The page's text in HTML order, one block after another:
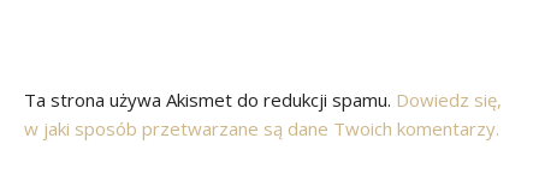
Ta strona używa Akismet do redukcji spamu. Dowiedz się,
w jaki sposób przetwarzane są dane Twoich komentarzy.